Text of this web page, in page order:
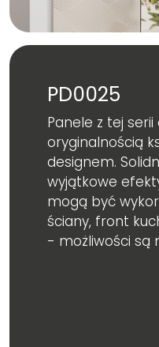
PD0025
Panele z tej
oryginalnością
designem.
wyjątkowe
mogą być
ściany, front
- możliwości są